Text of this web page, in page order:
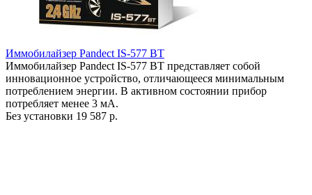
Иммобилайзер Pandect IS-577 BT
Иммобилайзер Pandect IS-577 BT представляет собой
инновационное устройство, отличающееся минимальным
потреблением энергии. В активном состоянии прибор
потребляет менее 3 мА.
Без установки 19 587 р.